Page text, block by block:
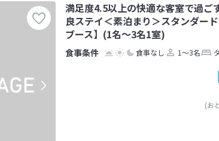
満足度4.5以上の快適な客室で過ご
良ステイ＜素泊まり＞スタンダー
ブース】(1名～3名1室)
食事なし 1～3名
(お